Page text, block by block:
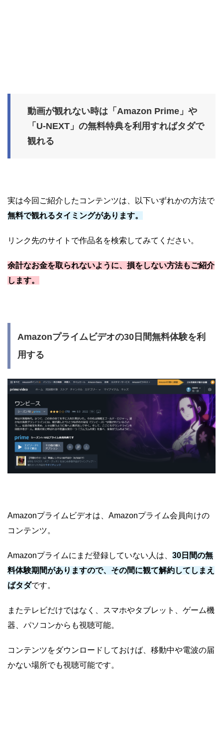
動画が観れない時は「Amazon Prime」や
「U-NEXT」の無料特典を利用すればタダで
観れる
実は今回ご紹介したコンテンツは、以下いずれかの方法で
無料で観れるタイミングがあります。
リンク先のサイトで作品名を検索してみてください。
余計なお金を取られないように、損をしない方法もご紹介
します。
Amazonプライムビデオの30日間無料体験を利
用する
Amazonプライムビデオは、Amazonプライム会員向けの
コンテンツ。
Amazonプライムにまだ登録していない人は、 30日間の無
料体験期間がありますので、その間に観て解約してしまえ
ばタダです。
またテレビだけではなく、スマホやタブレット、ゲーム機
器、パソコンからも視聴可能。
コンテンツをダウンロードしておけば、移動中や電波の届
かない場所でも視聴可能です。